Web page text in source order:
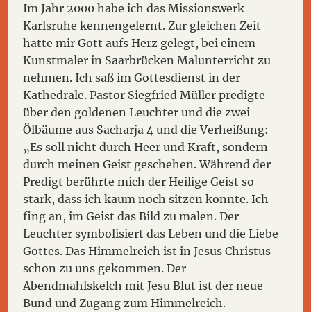
Im Jahr 2000 habe ich das Missionswerk
Karlsruhe kennengelernt. Zur gleichen Zeit
hatte mir Gott aufs Herz gelegt, bei einem
Kunstmaler in Saarbrücken Malunterricht zu
nehmen. Ich saß im Gottesdienst in der
Kathedrale. Pastor Siegfried Müller predigte
über den goldenen Leuchter und die zwei
Ölbäume aus Sacharja 4 und die Verheißung:
„Es soll nicht durch Heer und Kraft, sondern
durch meinen Geist geschehen. Während der
Predigt berührte mich der Heilige Geist so
stark, dass ich kaum noch sitzen konnte. Ich
fing an, im Geist das Bild zu malen. Der
Leuchter symbolisiert das Leben und die Liebe
Gottes. Das Himmelreich ist in Jesus Christus
schon zu uns gekommen. Der
Abendmahlskelch mit Jesu Blut ist der neue
Bund und Zugang zum Himmelreich.